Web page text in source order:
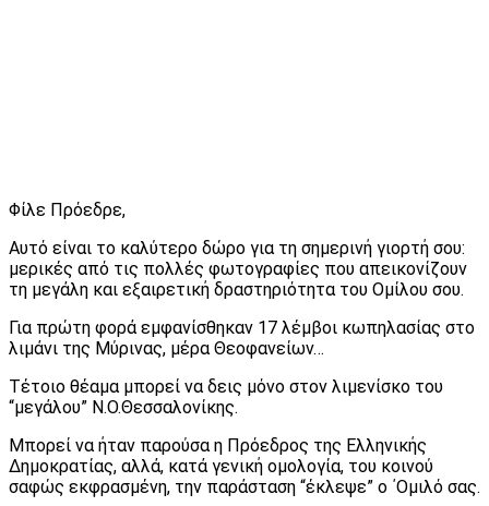
Φίλε Πρόεδρε,
Αυτό είναι το καλύτερο δώρο για τη σημερινή γιορτή σου:
μερικές από τις πολλές φωτογραφίες που απεικονίζουν
τη μεγάλη και εξαιρετική δραστηριότητα του Ομίλου σου.
Για πρώτη φορά εμφανίσθηκαν 17 λέμβοι κωπηλασίας στο
λιμάνι της Μύρινας, μέρα Θεοφανείων…
Τέτοιο θέαμα μπορεί να δεις μόνο στον λιμενίσκο του
“μεγάλου” Ν.Ο.Θεσσαλονίκης.
Μπορεί να ήταν παρούσα η Πρόεδρος της Ελληνικής
Δημοκρατίας, αλλά, κατά γενική ομολογία, του κοινού
σαφώς εκφρασμένη, την παράσταση “έκλεψε” ο ΄Ομιλό σας.